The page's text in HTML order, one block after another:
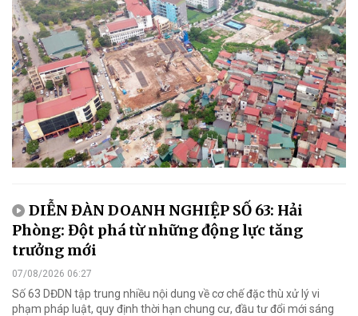
DIỄN ĐÀN DOANH NGHIỆP SỐ 63: Hải
Phòng: Đột phá từ những động lực tăng
trưởng mới
07/08/2026 06:27
Số 63 DĐDN tập trung nhiều nội dung về cơ chế đặc thù xử lý vi
phạm pháp luật, quy định thời hạn chung cư, đầu tư đổi mới sáng